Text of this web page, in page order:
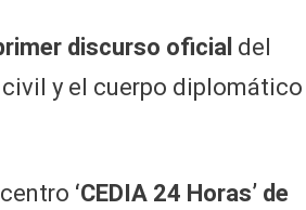
discurso oficial del
y el cuerpo diplomático
‘CEDIA 24 Horas’ de